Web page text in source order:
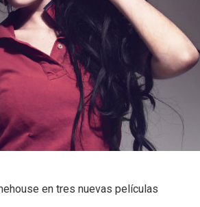
en tres nuevas películas